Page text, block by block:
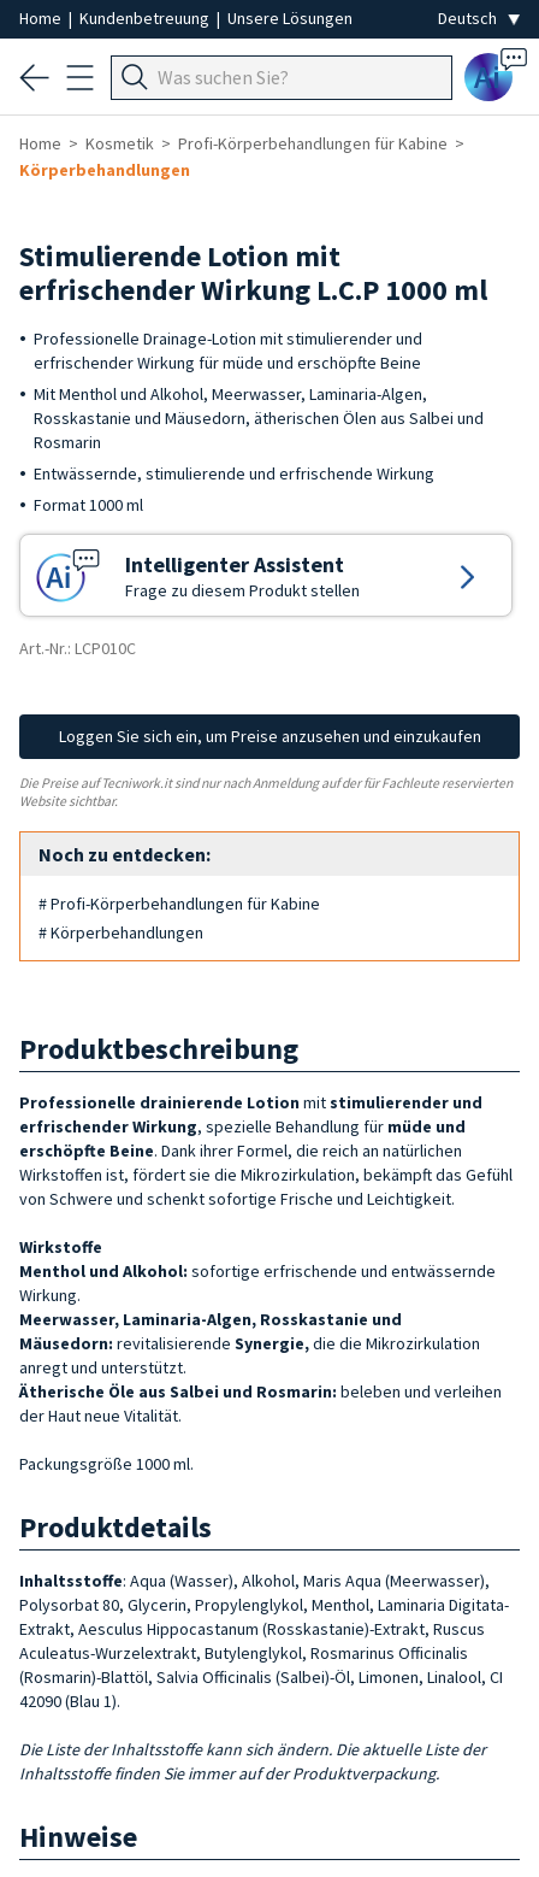
Home | Kundenbetreuung | Unsere Lösungen
Ai
Home Kosmetik
Profi-Körperbehandlungen für Kabine
Körperbehandlungen
Stimulierende Lotion mit
erfrischender Wirkung L.C.P 1000 ml
Professionelle Drainage-Lotion mit stimulierender und
erfrischender Wirkung für müde und erschöpfte Beine
Mit Menthol und Alkohol, Meerwasser, Laminaria-Algen,
Rosskastanie und Mäusedorn, ätherischen Ölen aus Salbei und
Rosmarin
Entwässernde, stimulierende und erfrischende Wirkung
Format 1000 ml
Intelligenter Assistent
Frage zu diesem Produkt stellen
Art.-Nr.: LCP010C
Loggen Sie sich ein, um Preise anzusehen und einzukaufen
Die Preise auf Tecniwork.it sind nur nach Anmeldung auf der für Fachleute reservierten
Website sichtbar.
Noch zu entdecken:
# Profi-Körperbehandlungen für Kabine
# Körperbehandlungen
Produktbeschreibung
Professionelle drainierende Lotion mitstimulierender und
erfrischenderWirkung, spezielle Behandlung für müde und
erschöpfte Beine. Dank ihrer Formel, die reich an natürlichen
Wirkstoffen ist, fördert sie die Mikrozirkulation, bekämpft das Gefühl
von Schwere und schenkt sofortige Frische und Leichtigkeit.
Wirkstoffe
Menthol und Alkohol: sofortige erfrischende und entwässernde
Wirkung.
Meerwasser, Laminaria-Algen, Rosskastanie und
Mäusedorn: revitalisierende Synergie,die die Mikrozirkulation
anregt und unterstützt.
Ätherische Öle aus Salbei und Rosmarin: beleben und verleihen
der Haut neue Vitalität.
Packungsgröße 1000 ml.
Produktdetails
Inhaltsstoffe: Aqua (Wasser), Alkohol, Maris Aqua (Meerwasser),
Polysorbat 80, Glycerin, Propylenglykol, Menthol, Laminaria Digitata-
Extrakt, Aesculus Hippocastanum (Rosskastanie)-Extrakt, Ruscus
Aculeatus-Wurzelextrakt, Butylenglykol, Rosmarinus Officinalis
(Rosmarin)-Blattöl, Salvia Officinalis (Salbei)-Öl, Limonen, Linalool, CI
42090 (Blau 1).
Die Liste der Inhaltsstoffe kann sich ändern. Die aktuelle Liste der
Inhaltsstoffe finden Sie immer auf der Produktverpackung.
Hinweise